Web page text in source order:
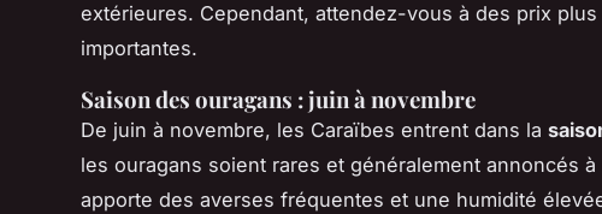
extérieures. Cependant, attendez-vous à des prix
importantes.
Saison des ouragans : juin à novembre
De juin à novembre, les Caraïbes entrent dans la
les ouragans soient rares et généralement annoncés
apporte des averses fréquentes et une humidité